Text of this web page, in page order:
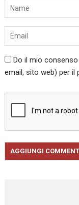
Do il mio
email, sito web) per